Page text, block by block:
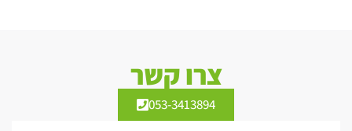
צרו קשר
053-3413894